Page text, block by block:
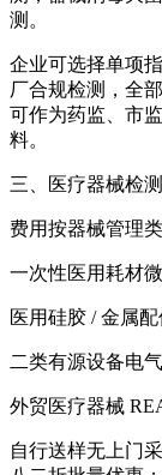
测。
企业可选择单项
厂合规检测，全
可作为药监、市
料。
三、医疗器械检
费用按器械管理
一次性医用耗材
医用硅胶 / 金属
二类有源设备电
外贸医疗器械
自行送样无上门